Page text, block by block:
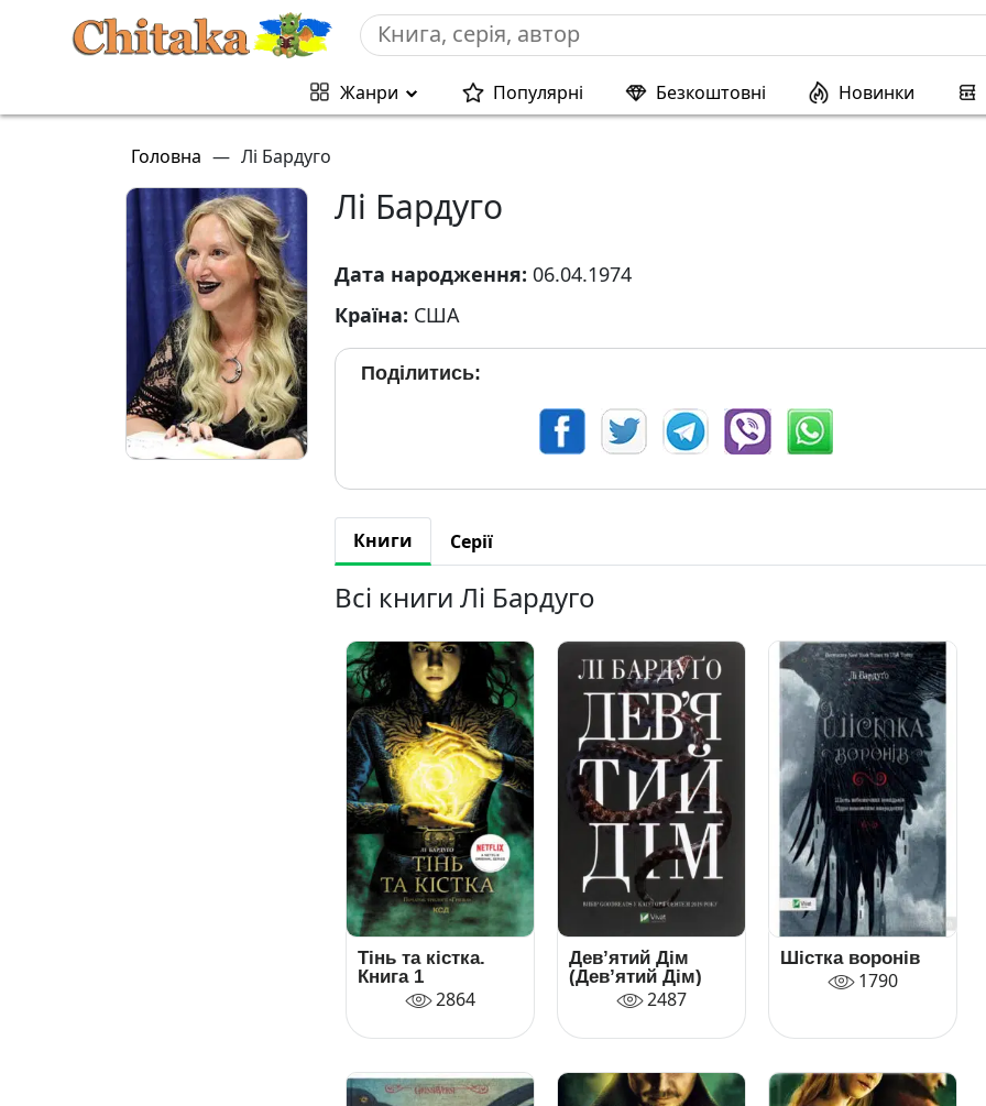
Жанри Популярні Безкоштовні Новинки
Головна — Лі Бардуго
Лі Бардуго
Дата народження: 06.04.1974
Країна: США
Поділитись:
Книги Серії
Всі книги Лі Бардуго
Тінь та кістка.
Книга 1
2864
Дев’ятий Дім
(Дев’ятий Дім)
2487
Шістка воронів
1790